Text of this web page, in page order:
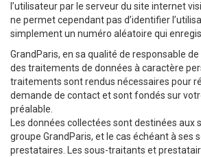
l’utilisateur par le serveur du site internet
ne permet cependant pas d’identifier
simplement un numéro aléatoire qui
GrandParis, en sa qualité de responsable
des traitements de données à caractère
traitements sont rendus nécessaires pour
demande de contact et sont fondés sur
préalable.
Les données collectées sont destinées aux
groupe GrandParis, et le cas échéant à ses
prestataires. Les sous-traitants et